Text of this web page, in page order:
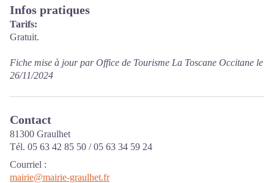
Infos pratiques
Tarifs:
Gratuit.
Fiche mise à jour par Office de Tourisme La Toscane Occitane le
26/11/2024
Contact
81300 Graulhet
Tél. 05 63 42 85 50 / 05 63 34 59 24
Courriel :
mairie@mairie-graulhet.fr